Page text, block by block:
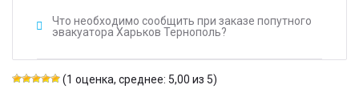
Что необходимо сообщить при заказе попутного
эвакуатора Харьков Тернополь?
(1 оценка, среднее: 5,00 из 5)